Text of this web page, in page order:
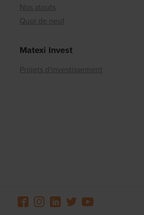
Nos atouts
Quoi de neuf
Matexi Invest
Projets d'investissement